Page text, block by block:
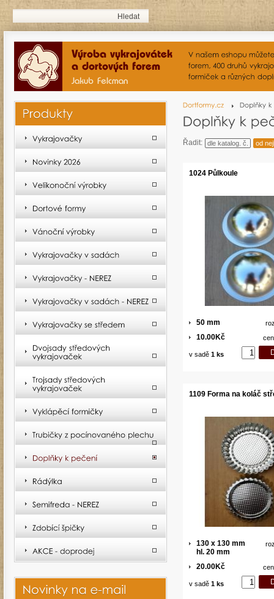
Řadit: dle katalog. č. od
1024 Půlkoule
50 mm
10.00Kč
v sadě 1 ks
1109 Forma na koláč
130 x 130 mm
hl. 20 mm
20.00Kč
v sadě 1 ks